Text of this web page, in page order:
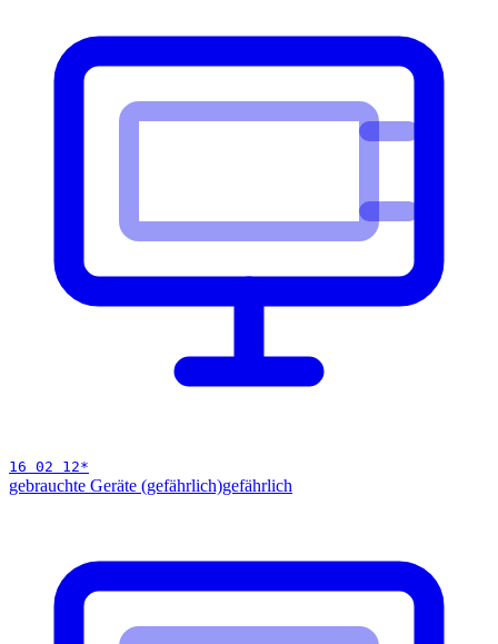
16 02 12*
gebrauchte Geräte (gefährlich)gefährlich